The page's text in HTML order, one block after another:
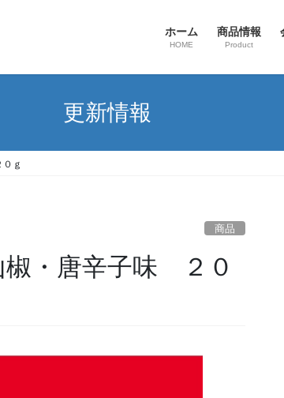
ホーム
HOME
商品情報
Product
更新情報
ｇ
商品
・唐辛子味 ２０